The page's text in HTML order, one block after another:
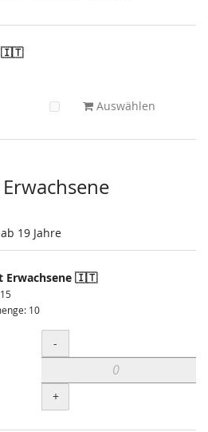
🇮🇹
Auswählen
19 Jahre
Erwachsene 🇮🇹
10
Menge
-
+